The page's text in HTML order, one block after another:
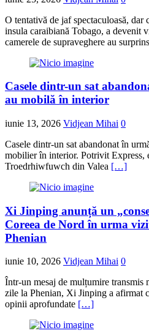
O tentativă de jaf spectaculoasă, dar
insula caraibiană Tobago, a devenit
camerele de supraveghere au surprins
Casele dintr-un sat
au mobilă în interior
iunie 13, 2026 Vidjean Mihai 0
Casele dintr-un sat abandonat în
mobilier în interior. Potrivit Express,
Troedrhiwfuwch din Valea […]
Xi Jinping anunță un
Coreea de Nord în urma
Phenian
iunie 10, 2026 Vidjean Mihai 0
Într-un mesaj de mulțumire transmis
zile la Phenian, Xi Jinping a afirmat
opinii aprofundate […]